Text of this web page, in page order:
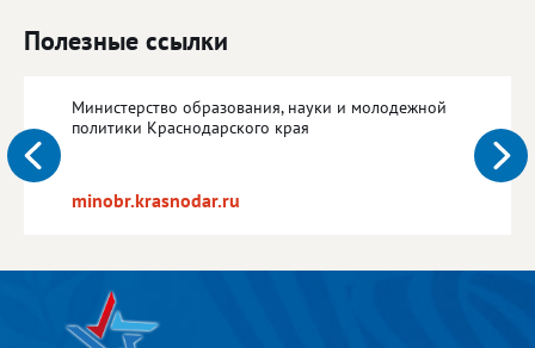
Полезные ссылки
Министерство образования, науки и молодежной
политики Краснодарского края
minobr.krasnodar.ru